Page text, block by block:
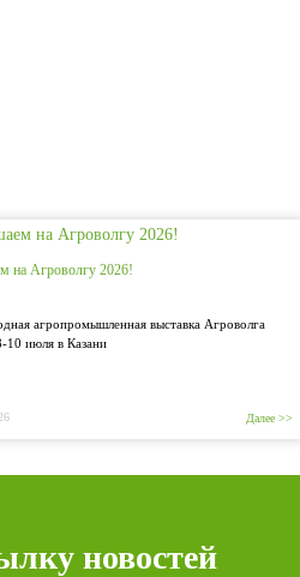
на Агроволгу 2026!
агропромышленная выставка Агроволга
10 июля в Казани
Далее >>
новостей